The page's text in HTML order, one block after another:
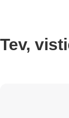
Tev,